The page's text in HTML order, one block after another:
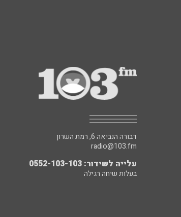
דבורה הנביאה 6, רמת השרון
radio@103.fm
עלייה לשידור: 0552-103-103
בעלות שיחה רגילה